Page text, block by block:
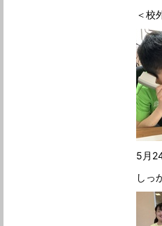
＜校
5月
しっ